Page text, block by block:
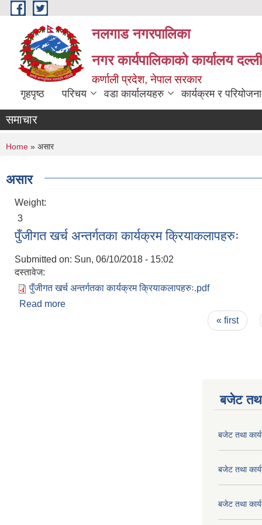
Skip to main content
नलगाड नगरपालिका
नगर कार्यपालिकाको कार्यालय
कर्णाली प्रदेश, नेपाल सरकार
गृहपृष्ठ परिचय वडा कार्यालयहरु कार्यक्रम र परियोजना
समाचार
You are here
Home » असार
असार
Weight:
3
पुँजीगत खर्च अन्तर्गतका कार्यक्रम क्रियाकलापहरुः
Submitted on: Sun, 06/10/2018 - 15:02
दस्तावेज:
पुँजीगत खर्च अन्तर्गतका कार्यक्रम क्रियाकलापहरुः.pdf
Read more
« first
बजेट
बजेट तथा
बजेट तथा
बजेट तथा